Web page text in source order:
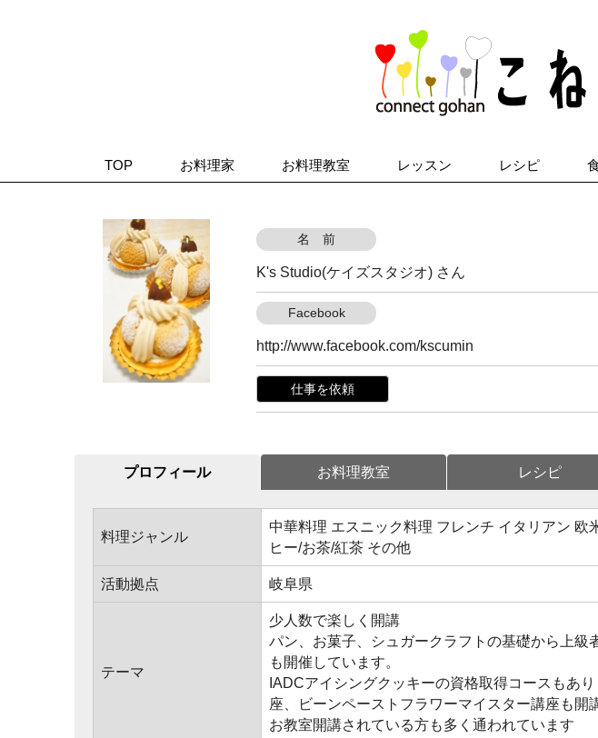
TOP お料理家 お料理教室 レッスン レシピ
名 前
K's Studio(ケイズスタジオ) さん
Facebook
http://www.facebook.com/kscumin
仕事を依頼
プロフィール お料理教室 レシピ
料理ジャンル
中華料理 エスニック料理 フレンチ イタリアン 欧
ヒー/お茶/紅茶 その他
活動拠点 岐阜県
テーマ
少人数で楽しく開講
パン、お菓子、シュガークラフトの基礎から上級
も開催しています。
IADCアイシングクッキーの資格取得コースもあ
座、ビーンペーストフラワーマイスター講座も開
お教室開講されている方も多く通われています